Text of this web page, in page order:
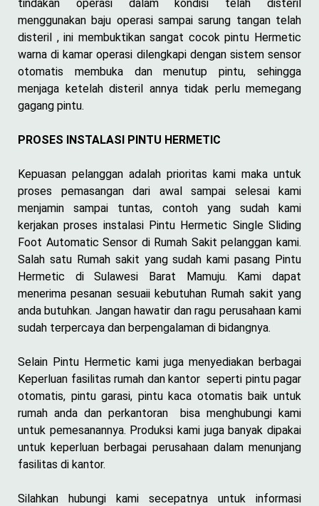
tindakan operasi dalam kondisi telah disteril
menggunakan baju operasi sampai sarung tangan telah
disteril , ini membuktikan sangat cocok pintu Hermetic
warna di kamar operasi dilengkapi dengan sistem sensor
otomatis membuka dan menutup pintu, sehingga
menjaga ketelah disteril annya tidak perlu memegang
gagang pintu.
PROSES INSTALASI PINTU HERMETIC
Kepuasan pelanggan adalah prioritas kami maka untuk
proses pemasangan dari awal sampai selesai kami
menjamin sampai tuntas, contoh yang sudah kami
kerjakan proses instalasi Pintu Hermetic Single Sliding
Foot Automatic Sensor di Rumah Sakit pelanggan kami.
Salah satu Rumah sakit yang sudah kami pasang Pintu
Hermetic di Sulawesi Barat Mamuju. Kami dapat
menerima pesanan sesuaii kebutuhan Rumah sakit yang
anda butuhkan. Jangan hawatir dan ragu perusahaan kami
sudah terpercaya dan berpengalaman di bidangnya.
Selain Pintu Hermetic kami juga menyediakan berbagai
Keperluan fasilitas rumah dan kantor seperti pintu pagar
otomatis, pintu garasi, pintu kaca otomatis baik untuk
rumah anda dan perkantoran bisa menghubungi kami
untuk pemesanannya. Produksi kami juga banyak dipakai
untuk keperluan berbagai perusahaan dalam menunjang
fasilitas di kantor.
Silahkan hubungi kami secepatnya untuk informasi